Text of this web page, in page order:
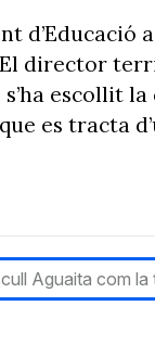
d’Educació
director
escollit
es tracta
Aguaita com